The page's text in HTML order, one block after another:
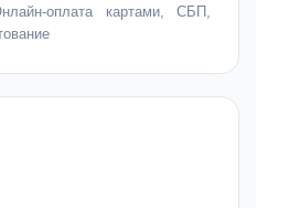
оплата картами, СБП,